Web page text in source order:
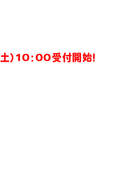
）10：00受付開始！